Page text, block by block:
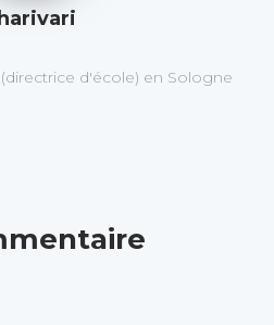
d'école) en Sologne